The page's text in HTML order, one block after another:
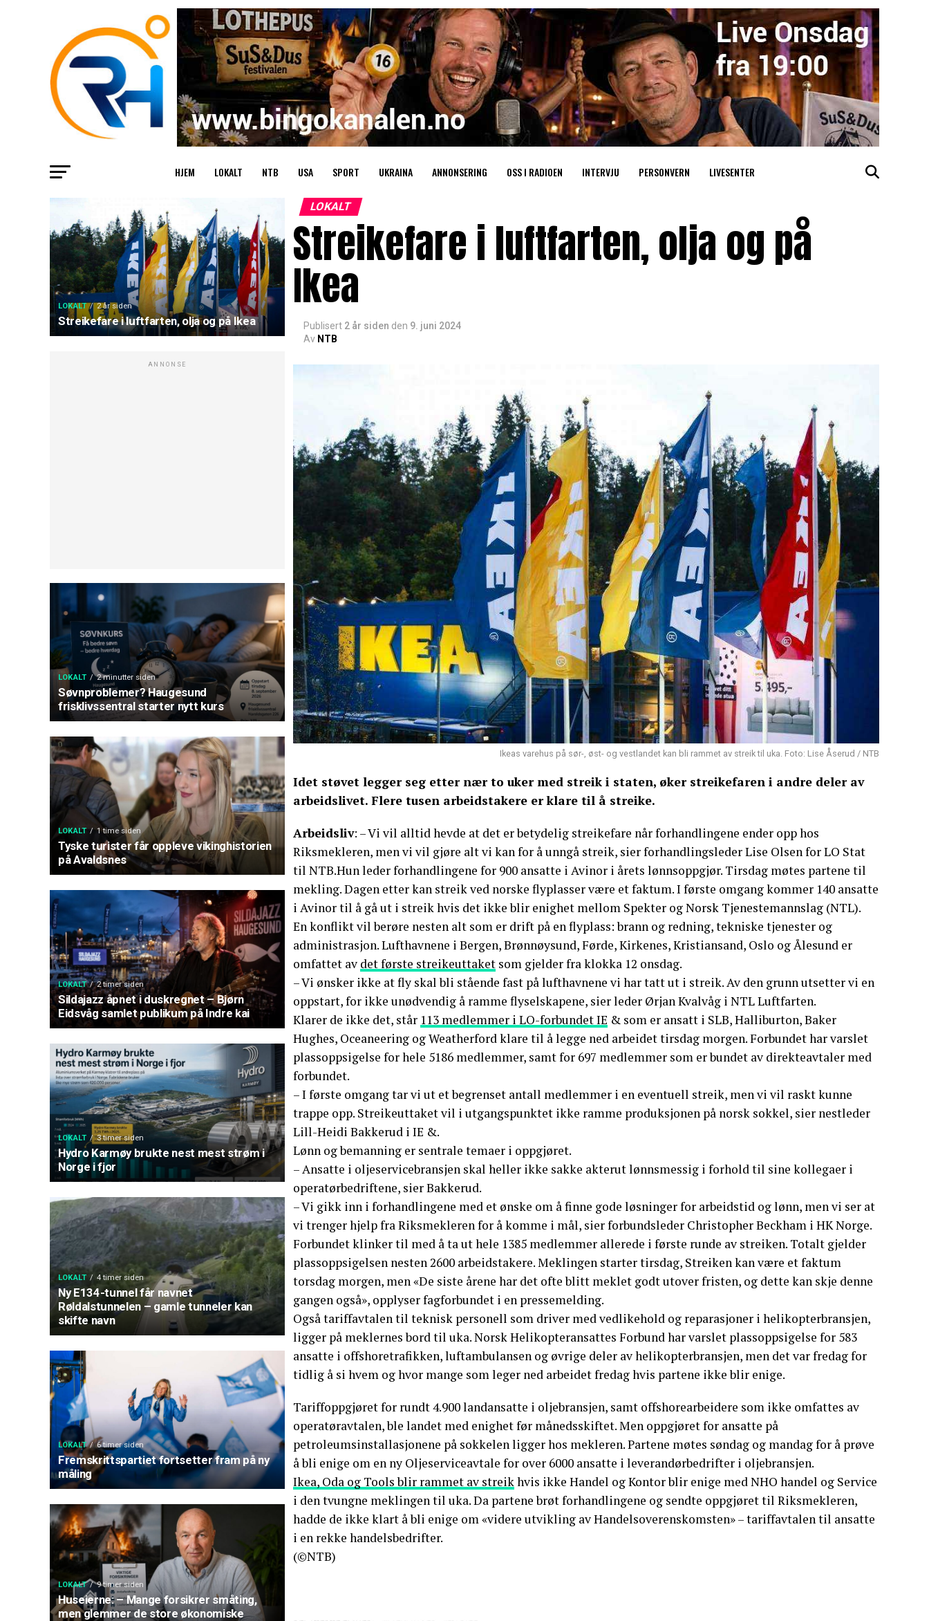
HJEM LOKALT NTB USA SPORT UKRAINA ANNONSERING OSS I RADIOEN INTERVJU PERSONVERN LIVESENTER
LOKALT 2 år siden
Streikefare i luftfarten, olja og på Ikea
ANNONSE
LOKALT 2 minutter siden
Søvnproblemer? Haugesund
frisklivssentral starter nytt kurs
LOKALT 1 time siden
Tyske turister får oppleve vikinghistorien
på Avaldsnes
LOKALT 2 timer siden
Sildajazz åpnet i duskregnet – Bjørn
Eidsvåg samlet publikum på Indre kai
LOKALT 3 timer siden
Hydro Karmøy brukte nest mest strøm i
Norge i fjor
LOKALT 4 timer siden
Ny E134-tunnel får navnet
Røldalstunnelen – gamle tunneler kan
skifte navn
LOKALT 6 timer siden
Fremskrittspartiet fortsetter fram på ny
måling
LOKALT 9 timer siden
Huseierne: – Mange forsikrer småting,
men glemmer de store økonomiske
LOKALT
Streikefare i luftfarten, olja og på
Ikea
Publisert 2 år siden den 9. juni 2024
Av NTB
Ikeas varehus på sør-, øst- og vestlandet kan bli rammet av streik til uka. Foto: Lise Åserud / NTB
Idet støvet legger seg etter nær to uker med streik i staten, øker streikefaren i andre deler av
arbeidslivet. Flere tusen arbeidstakere er klare til å streike.
Arbeidsliv: – Vi vil alltid hevde at det er betydelig streikefare når forhandlingene ender opp hos
Riksmekleren, men vi vil gjøre alt vi kan for å unngå streik, sier forhandlingsleder Lise Olsen for LO Stat
til NTB.Hun leder forhandlingene for 900 ansatte i Avinor i årets lønnsoppgjør. Tirsdag møtes partene til
mekling. Dagen etter kan streik ved norske flyplasser være et faktum. I første omgang kommer 140 ansatte
i Avinor til å gå ut i streik hvis det ikke blir enighet mellom Spekter og Norsk Tjenestemannslag (NTL).
En konflikt vil berøre nesten alt som er drift på en flyplass: brann og redning, tekniske tjenester og
administrasjon. Lufthavnene i Bergen, Brønnøysund, Førde, Kirkenes, Kristiansand, Oslo og Ålesund er
omfattet av det første streikeuttaket som gjelder fra klokka 12 onsdag.
– Vi ønsker ikke at fly skal bli stående fast på lufthavnene vi har tatt ut i streik. Av den grunn utsetter vi en
oppstart, for ikke unødvendig å ramme flyselskapene, sier leder Ørjan Kvalvåg i NTL Luftfarten.
Klarer de ikke det, står 113 medlemmer i LO-forbundet IE & som er ansatt i SLB, Halliburton, Baker
Hughes, Oceaneering og Weatherford klare til å legge ned arbeidet tirsdag morgen. Forbundet har varslet
plassoppsigelse for hele 5186 medlemmer, samt for 697 medlemmer som er bundet av direkteavtaler med
forbundet.
– I første omgang tar vi ut et begrenset antall medlemmer i en eventuell streik, men vi vil raskt kunne
trappe opp. Streikeuttaket vil i utgangspunktet ikke ramme produksjonen på norsk sokkel, sier nestleder
Lill-Heidi Bakkerud i IE &.
Lønn og bemanning er sentrale temaer i oppgjøret.
– Ansatte i oljeservicebransjen skal heller ikke sakke akterut lønnsmessig i forhold til sine kollegaer i
operatørbedriftene, sier Bakkerud.
– Vi gikk inn i forhandlingene med et ønske om å finne gode løsninger for arbeidstid og lønn, men vi ser at
vi trenger hjelp fra Riksmekleren for å komme i mål, sier forbundsleder Christopher Beckham i HK Norge.
Forbundet klinker til med å ta ut hele 1385 medlemmer allerede i første runde av streiken. Totalt gjelder
plassoppsigelsen nesten 2600 arbeidstakere. Meklingen starter tirsdag, Streiken kan være et faktum
torsdag morgen, men «De siste årene har det ofte blitt meklet godt utover fristen, og dette kan skje denne
gangen også», opplyser fagforbundet i en pressemelding.
Også tariffavtalen til teknisk personell som driver med vedlikehold og reparasjoner i helikopterbransjen,
ligger på meklernes bord til uka. Norsk Helikopteransattes Forbund har varslet plassoppsigelse for 583
ansatte i offshoretrafikken, luftambulansen og øvrige deler av helikopterbransjen, men det var fredag for
tidlig å si hvem og hvor mange som leger ned arbeidet fredag hvis partene ikke blir enige.
Tariffoppgjøret for rundt 4.900 landansatte i oljebransjen, samt offshorearbeidere som ikke omfattes av
operatøravtalen, ble landet med enighet før månedsskiftet. Men oppgjøret for ansatte på
petroleumsinstallasjonene på sokkelen ligger hos mekleren. Partene møtes søndag og mandag for å prøve
å bli enige om en ny Oljeserviceavtale for over 6000 ansatte i leverandørbedrifter i oljebransjen.
Ikea, Oda og Tools blir rammet av streikhvis ikke Handel og Kontor blir enige med NHO handel og Service
i den tvungne meklingen til uka. Da partene brøt forhandlingene og sendte oppgjøret til Riksmekleren,
hadde de ikke klart å bli enige om «videre utvikling av Handelsoverenskomsten» – tariffavtalen til ansatte
i en rekke handelsbedrifter.
(©NTB)